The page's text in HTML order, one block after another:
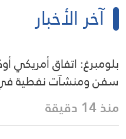
آخر الأخبار
بلومبرغ: اتفاق أمريكي
سفن ومنشآت نفطية في
منذ 14 دقيقة